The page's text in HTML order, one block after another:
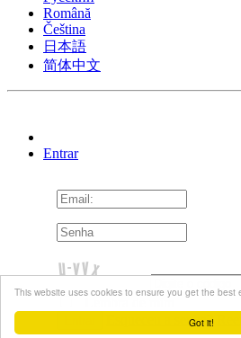
Got it!
This website uses cookies to ensure you get the best
Română
Čeština
日本語
简体中文
Entrar
Lembra de mim
Esqueceu a senha?